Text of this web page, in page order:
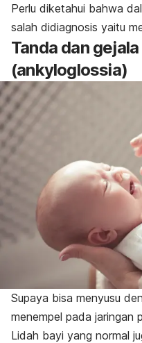
Perlu diketahui bahwa
salah didiagnosis yaitu
Tanda dan gejala
(ankyloglossia)
Supaya bisa menyusu
menempel pada jaringan
Lidah bayi yang normal